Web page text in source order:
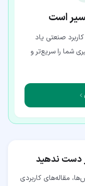
است
صنعتی یاد
شما را سریع‌تر و
دست ندهید
مقاله‌های کاربردی